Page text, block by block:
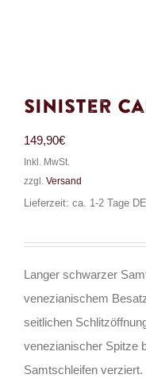
Sinister
149,90€
Inkl. MwSt.
zzgl. Versand
Lieferzeit: ca. 1-2 Tage
Langer schwarzer
venezianischem
seitlichen
venezianischer Spitze
Samtschleifen